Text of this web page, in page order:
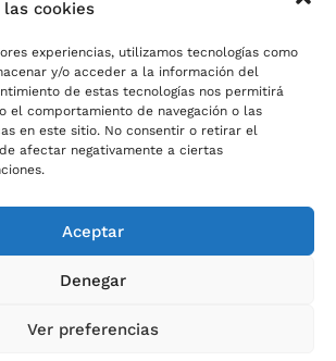
las cookies
experiencias, utilizamos tecnologías como
y/o acceder a la información del
de estas tecnologías nos permitirá
el comportamiento de navegación o las
en este sitio. No consentir o retirar el
afectar negativamente a ciertas
Aceptar
Denegar
Ver preferencias
Cemento INKA